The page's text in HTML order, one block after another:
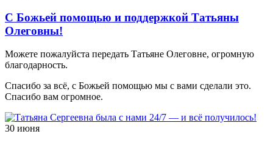
С Божьей помощью и поддержкой Татьяны
Олеговны!
Можете пожалуйста передать Татьяне Олеговне, огромную
благодарность.
Спасибо за всё, с Божьей помощью мы с вами сделали это.
Спасибо вам огромное.
30 июня